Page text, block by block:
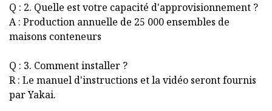
Q : 2. Quelle est votre capacité d'approvisionnement ?
A : Production annuelle de 25 000 ensembles de
maisons conteneurs
Q : 3. Comment installer ?
R : Le manuel d'instructions et la vidéo seront fournis
par Yakai.